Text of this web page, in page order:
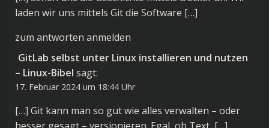
laden wir uns mittels Git die Software […]
zum antworten anmelden
GitLab selbst unter Linux installieren und nutzen
– Linux-Bibel sagt:
17. Februar 2024 um 18:44 Uhr
[…] Git kann man so gut wie alles verwalten – oder